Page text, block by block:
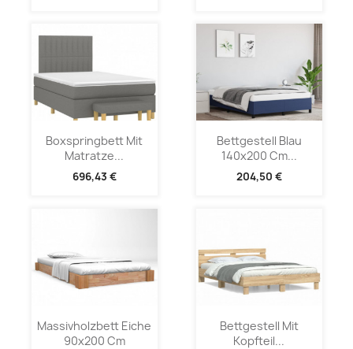
Boxspringbett Mit
Matratze...
696,43 €
Bettgestell Blau
140x200 Cm...
204,50 €
Massivholzbett Eiche
90x200 Cm
Bettgestell Mit
Kopfteil...